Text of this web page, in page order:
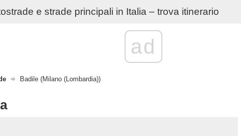
e strade principali in Italia – trova itinerario
ad
Badile (Milano (Lombardia))